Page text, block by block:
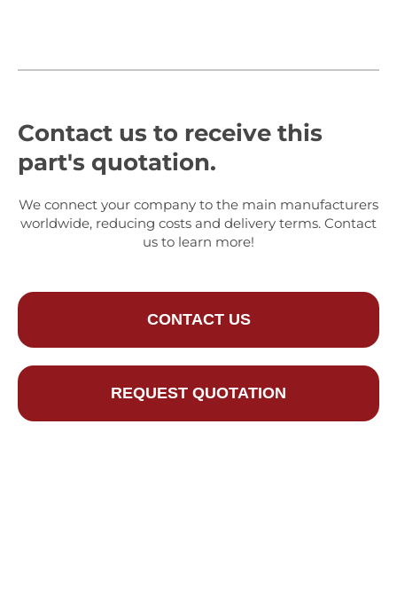
Contact us to receive this
part's quotation.
We connect your company to the main manufacturers
worldwide, reducing costs and delivery terms. Contact
us to learn more!
CONTACT US
REQUEST QUOTATION